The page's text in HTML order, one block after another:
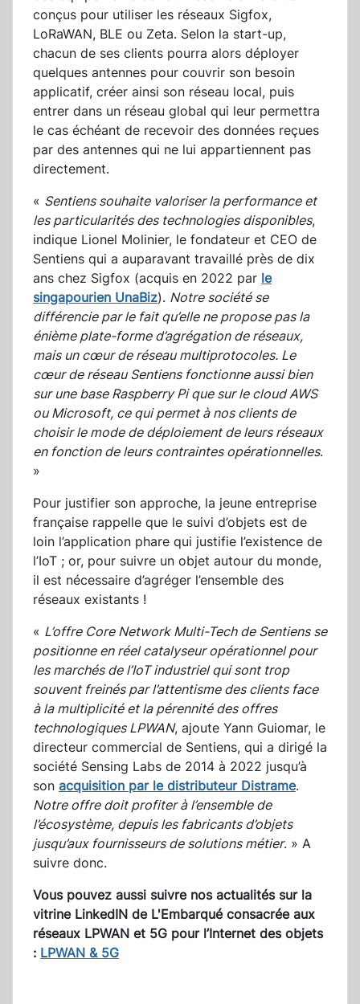
conçus pour utiliser les réseaux Sigfox,
LoRaWAN, BLE ou Zeta. Selon la start-up,
chacun de ses clients pourra alors déployer
quelques antennes pour couvrir son besoin
applicatif, créer ainsi son réseau local, puis
entrer dans un réseau global qui leur permettra
le cas échéant de recevoir des données reçues
par des antennes qui ne lui appartiennent pas
directement.
« Sentiens souhaite valoriser la performance et
les particularités des technologies disponibles,
indique Lionel Molinier, le fondateur et CEO de
Sentiens qui a auparavant travaillé près de dix
ans chez Sigfox (acquis en 2022 par le
singapourien UnaBiz). Notre société se
différencie par le fait qu’elle ne propose pas la
énième plate-forme d’agrégation de réseaux,
mais un cœur de réseau multiprotocoles. Le
cœur de réseau Sentiens fonctionne aussi bien
sur une base Raspberry Pi que sur le cloud AWS
ou Microsoft, ce qui permet à nos clients de
choisir le mode de déploiement de leurs réseaux
en fonction de leurs contraintes opérationnelles.
»
Pour justifier son approche, la jeune entreprise
française rappelle que le suivi d’objets est de
loin l’application phare qui justifie l’existence de
l’IoT ; or, pour suivre un objet autour du monde,
il est nécessaire d’agréger l’ensemble des
réseaux existants !
« L’offre Core Network Multi-Tech de Sentiens se
positionne en réel catalyseur opérationnel pour
les marchés de l’IoT industriel qui sont trop
souvent freinés par l’attentisme des clients face
à la multiplicité et la pérennité des offres
technologiques LPWAN, ajoute Yann Guiomar, le
directeur commercial de Sentiens, qui a dirigé la
société Sensing Labs de 2014 à 2022 jusqu’à
son acquisition par le distributeur Distrame.
Notre offre doit profiter à l’ensemble de
l’écosystème, depuis les fabricants d’objets
jusqu’aux fournisseurs de solutions métier. » A
suivre donc.
Vous pouvez aussi suivre nos actualités sur la
vitrine LinkedIN de L'Embarqué consacrée aux
réseaux LPWAN et 5G pour l’Internet des objets
: LPWAN & 5G